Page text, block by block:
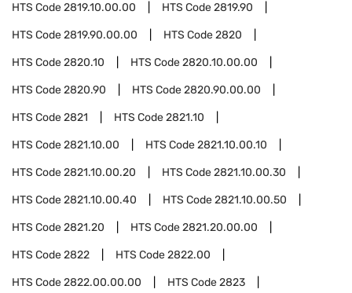
HTS Code2819.10.00.00 HTS Code2819.90
HTS Code2819.90.00.00 HTS Code2820
HTS Code2820.10 HTS Code2820.10.00.00
HTS Code2820.90 HTS Code2820.90.00.00
HTS Code2821 HTS Code2821.10
HTS Code2821.10.00 HTS Code2821.10.00.10
HTS Code2821.10.00.20 HTS Code2821.10.00.30
HTS Code2821.10.00.40 HTS Code2821.10.00.50
HTS Code2821.20 HTS Code2821.20.00.00
HTS Code2822 HTS Code2822.00
HTS Code2822.00.00.00 HTS Code2823